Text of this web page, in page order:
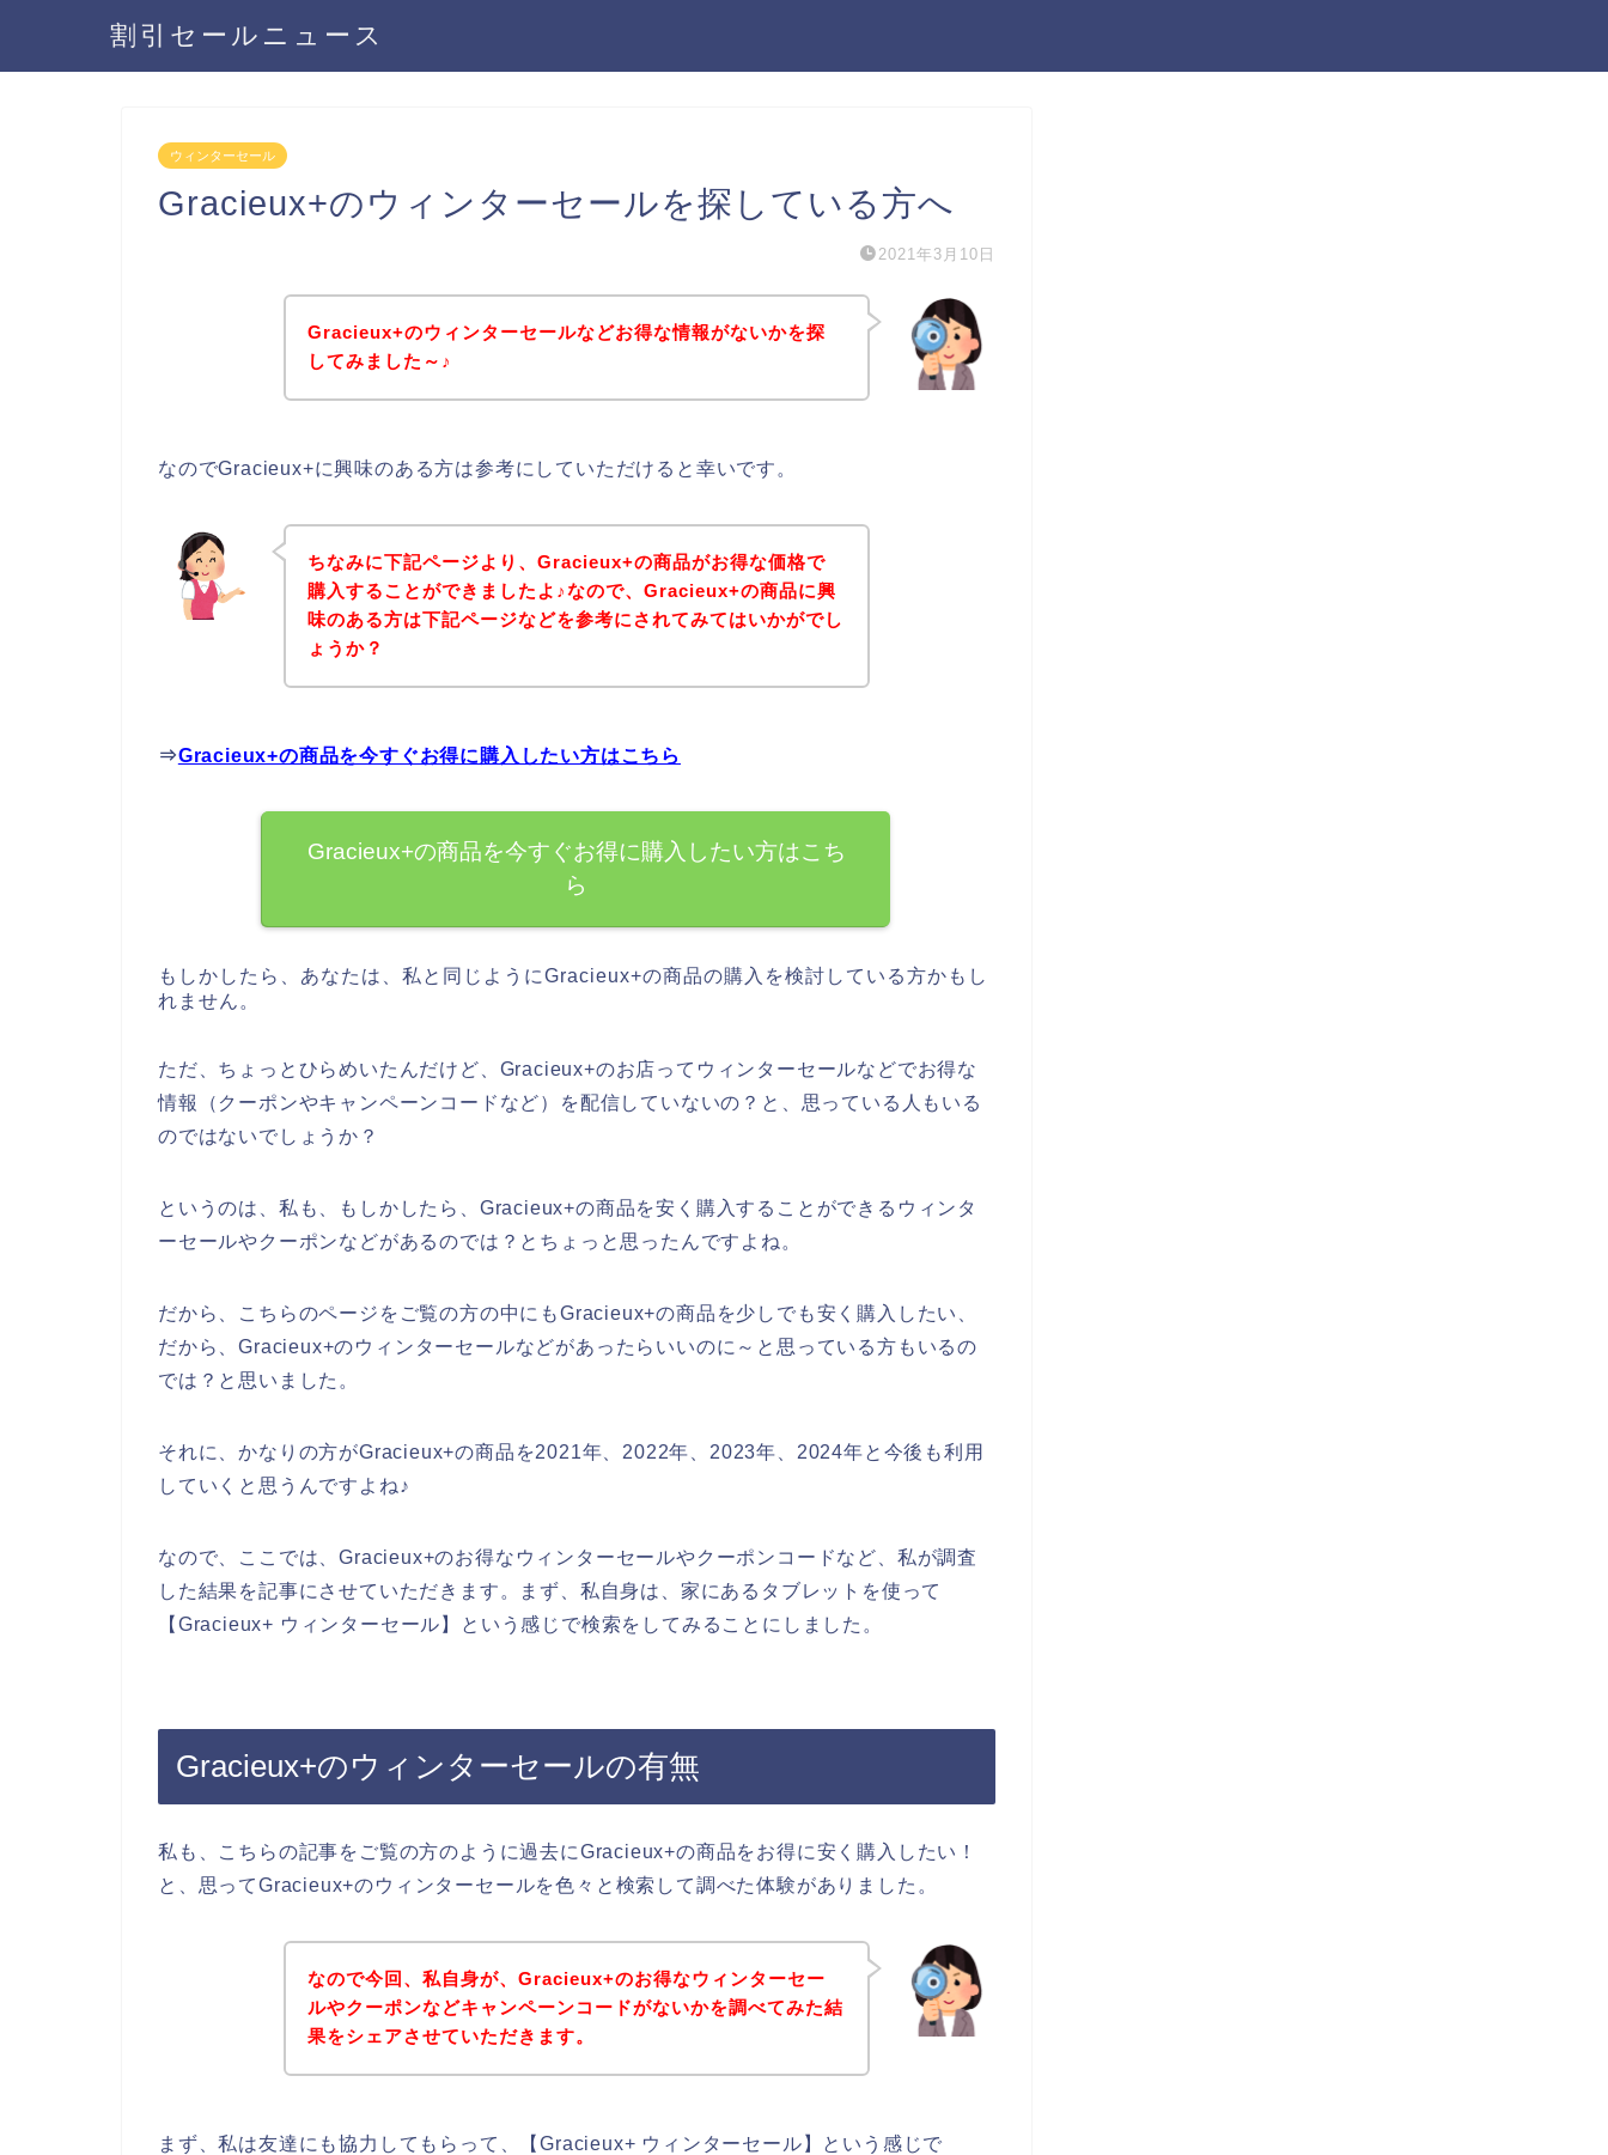
割引セールニュース
ウィンターセール
Gracieux+のウィンターセールを探している方へ
2021年3月10日
Gracieux+のウィンターセールなどお得な情報がないかを探
してみました～♪
なのでGracieux+に興味のある方は参考にしていただけると幸いです。
ちなみに下記ページより、Gracieux+の商品がお得な価格で
購入することができましたよ♪なので、Gracieux+の商品に興
味のある方は下記ページなどを参考にされてみてはいかがでし
ょうか？
⇒Gracieux+の商品を今すぐお得に購入したい方はこちら
Gracieux+の商品を今すぐお得に購入したい方はこち
ら
もしかしたら、あなたは、私と同じようにGracieux+の商品の購入を検討している方かもし
れません。
ただ、ちょっとひらめいたんだけど、Gracieux+のお店ってウィンターセールなどでお得な
情報（クーポンやキャンペーンコードなど）を配信していないの？と、思っている人もいる
のではないでしょうか？
というのは、私も、もしかしたら、Gracieux+の商品を安く購入することができるウィンタ
ーセールやクーポンなどがあるのでは？とちょっと思ったんですよね。
だから、こちらのページをご覧の方の中にもGracieux+の商品を少しでも安く購入したい、
だから、Gracieux+のウィンターセールなどがあったらいいのに～と思っている方もいるの
では？と思いました。
それに、かなりの方がGracieux+の商品を2021年、2022年、2023年、2024年と今後も利用
していくと思うんですよね♪
なので、ここでは、Gracieux+のお得なウィンターセールやクーポンコードなど、私が調査
した結果を記事にさせていただきます。まず、私自身は、家にあるタブレットを使って
【Gracieux+ ウィンターセール】という感じで検索をしてみることにしました。
Gracieux+のウィンターセールの有無
私も、こちらの記事をご覧の方のように過去にGracieux+の商品をお得に安く購入したい！
と、思ってGracieux+のウィンターセールを色々と検索して調べた体験がありました。
なので今回、私自身が、Gracieux+のお得なウィンターセー
ルやクーポンなどキャンペーンコードがないかを調べてみた結
果をシェアさせていただきます。
まず、私は友達にも協力してもらって、【Gracieux+ ウィンターセール】という感じで